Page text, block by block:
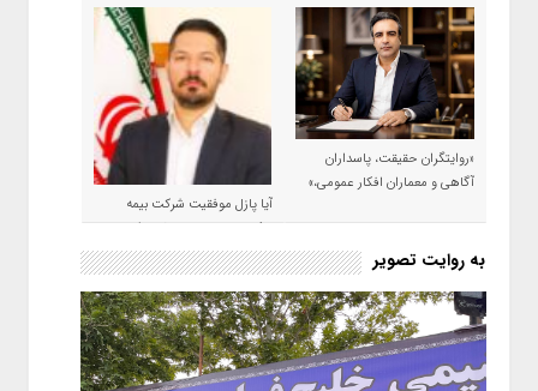
«روایتگران حقیقت، پاسداران
آگاهی و معماران افکار عمومی،»
آیا پازل موفقیت شرکت بیمه
حکمت صبا در سال ۱۴۰۵ کامل می
شود؟!
به روایت تصویر